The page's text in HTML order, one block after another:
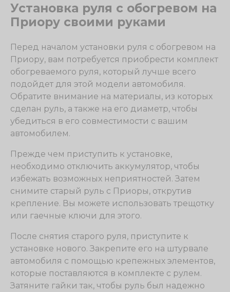
Установка руля с обогревом на
Приору своими руками
Перед началом установки руля с обогревом на
Приору, вам потребуется приобрести комплект
обогреваемого руля, который лучше всего
подойдет для этой модели автомобиля.
Обратите внимание на материалы, из которых
сделан руль, а также на его диаметр, чтобы
убедиться в его совместимости с вашим
автомобилем.
Прежде чем приступить к установке,
необходимо отключить аккумулятор, чтобы
избежать возможных неприятностей. Затем
снимите старый руль с Приоры, открутив
крепление. Вы можете использовать трещотку
или гаечные ключи для этого.
После снятия старого руля, приступите к
установке нового. Закрепите его на штурвале
автомобиля с помощью крепежных элементов,
которые поставляются в комплекте с рулем.
Затяните гайки так, чтобы руль был надежно